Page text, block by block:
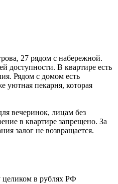
27 рядом с набережной.
доступности. В квартире есть
Рядом с домом есть
уютная пекарня, которая
вечеринок, лицам без
в квартире запрещено. За
залог не возвращается.
целиком в рублях РФ